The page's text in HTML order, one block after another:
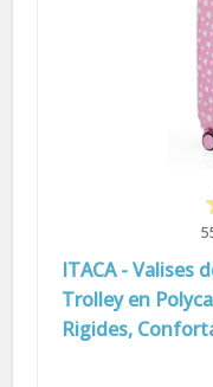
ITACA - Valises
Trolley en
Rigides,